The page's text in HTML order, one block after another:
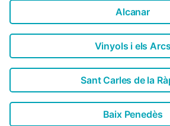
Alcanar
Vinyols i els Arcs
Sant Carles de la
Baix Penedès